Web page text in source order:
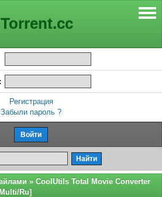
Регистрация
Забыли пароль ?
» CoolUtils Total Movie Converter
Ru]